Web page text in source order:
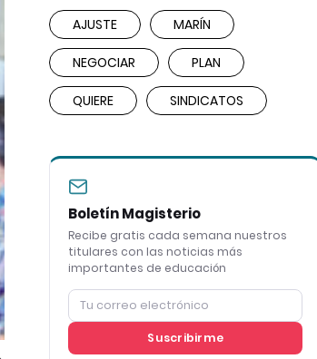
AJUSTE MARÍN
NEGOCIAR PLAN
QUIERE SINDICATOS
Boletín Magisterio
Recibe gratis cada semana nuestros
titulares con las noticias más
importantes de educación
Suscribirme